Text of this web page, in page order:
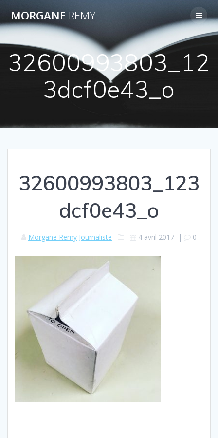
MORGANE REMY
32600993803_12
3dcf0e43_o
32600993803_123
dcf0e43_o
Morgane Remy Journaliste 4 avril 2017 | 0